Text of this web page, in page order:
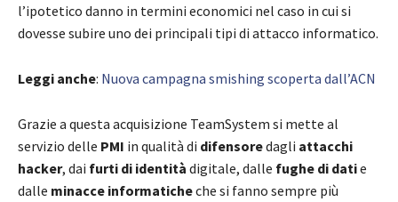
l’ipotetico danno in termini economici nel caso in cui si
dovesse subire uno dei principali tipi di attacco informatico.
Leggi anche: Nuova campagna smishing scoperta dall’ACN
Grazie a questa acquisizione TeamSystem si mette al
servizio delle PMI in qualità di difensoredagli attacchi
hacker, dai furti di identità digitale, dalle fughe di datie
dalle minacce informaticheche si fanno sempre più